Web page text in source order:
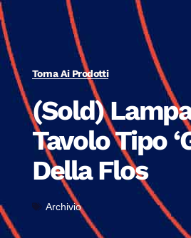
Torna Ai Prodotti
(Sold)
Tavolo Tipo
Della Flos
Archivio